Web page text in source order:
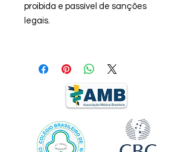
proibida e passível de sanções
legais.